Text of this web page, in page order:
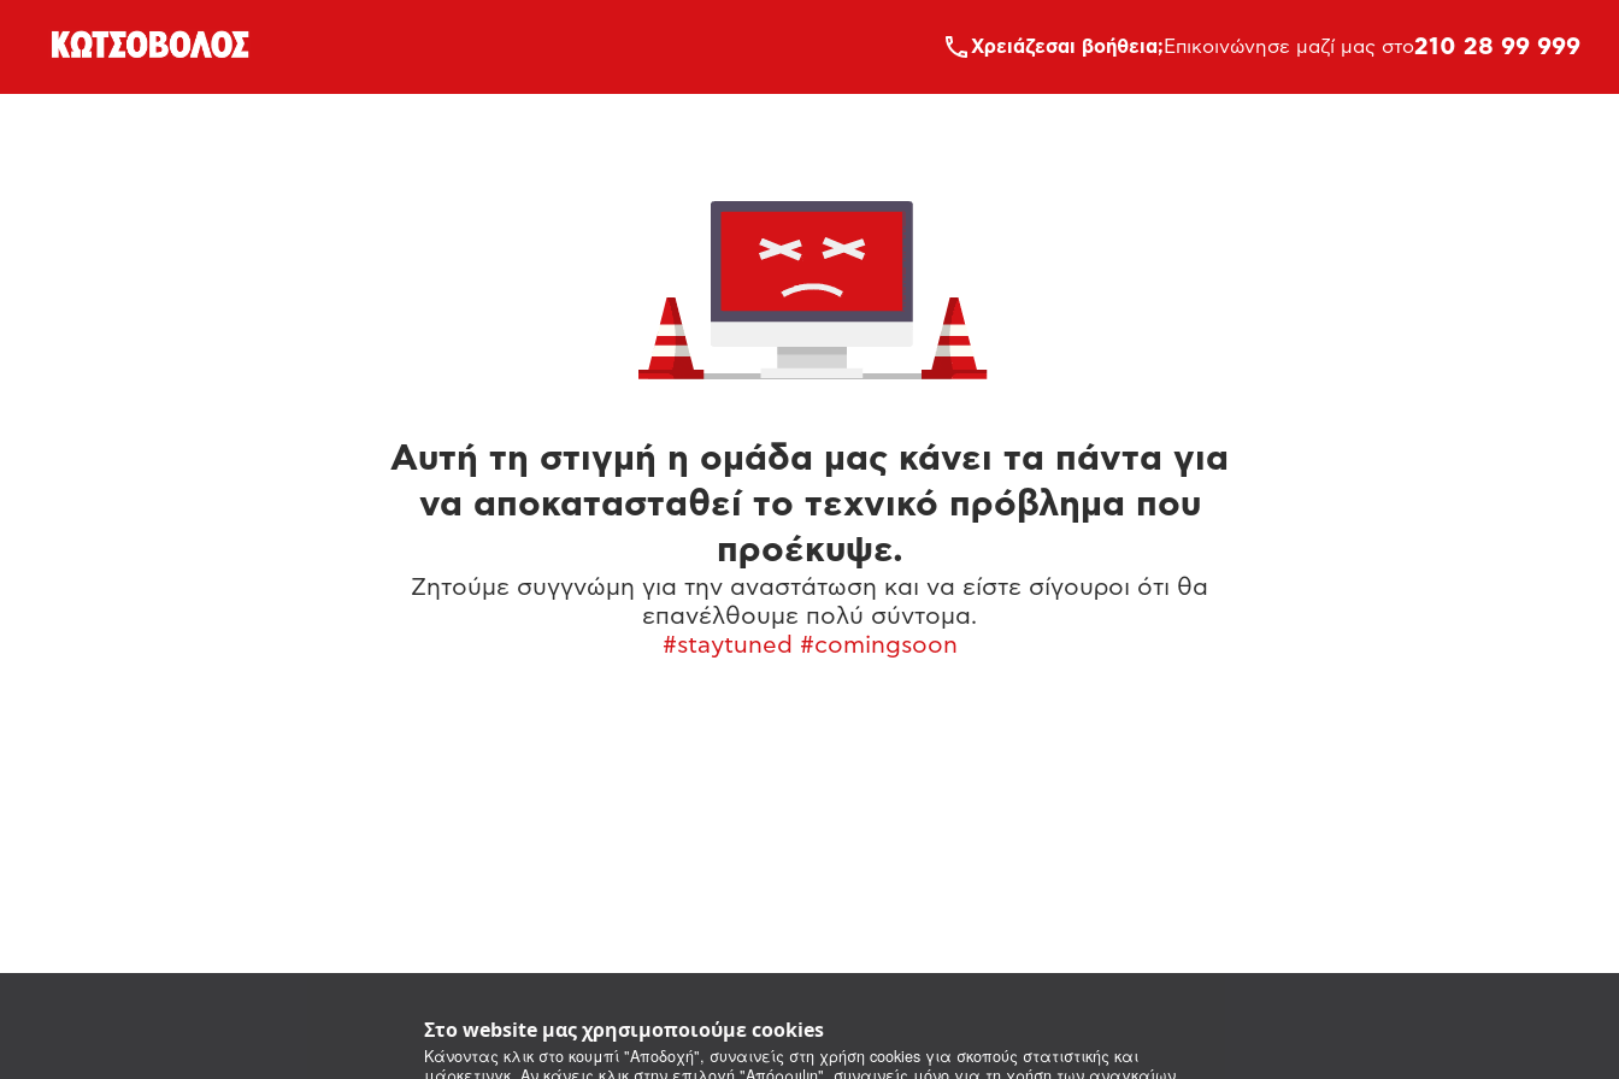
Στο website μας χρησιμοποιούμε cookies
Κάνοντας κλικ στο κουμπί "Αποδοχή", συναινείς στη χρήση cookies για σκοπούς στατιστικής και
Xρειάζεσαι βοήθεια; Επικοινώνησε μαζί μας στο210 28 99 999
Αυτή τη στιγμή η ομάδα μας κάνει τα πάντα για
να αποκατασταθεί το τεχνικό πρόβλημα που
προέκυψε.
Ζητούμε συγγνώμη για την αναστάτωση και να είστε σίγουροι ότι θα
επανέλθουμε πολύ σύντομα.
#staytuned #comingsoon